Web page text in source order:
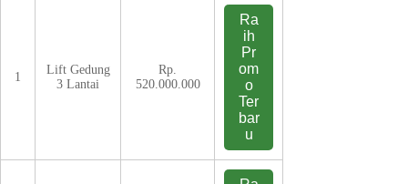
1
Lift Gedung
3 Lantai
Rp.
520.000.000
Ra
ih
Pr
om
o
Ter
bar
u